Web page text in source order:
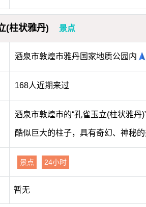
(柱状雅丹) 景点
酒泉市敦煌市雅丹国家地质公园内
168人近期来过
酒泉市敦煌市的“孔雀玉立(柱状雅
酷似巨大的柱子，具有奇幻、神秘的
景点 24小时
暂无